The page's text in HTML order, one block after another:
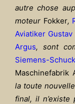
autre chose
moteur Fokker,
Aviatiker Gustav
Argus, sont
Siemens-
Maschinefabrik
la toute nouvelle
final, il n’existe